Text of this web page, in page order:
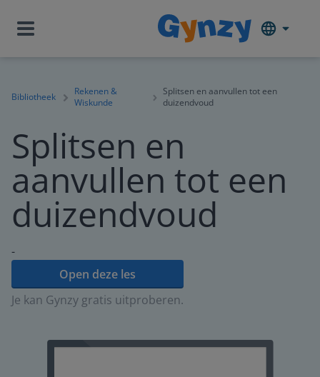
Bibliotheek
Rekenen &
Wiskunde
Splitsen en aanvullen tot een
duizendvoud
Splitsen en
aanvullen tot een
duizendvoud
-
Open deze les
Je kan Gynzy gratis uitproberen.